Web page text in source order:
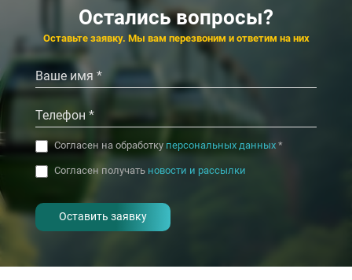
Виктория
4.3
Ессентуки 4.3
4.5 Евпатория
4.8
Остались вопросы?
Оставьте заявку. Мы вам перезвоним и ответим на них
Согласен на обработку персональных данных*
Согласен получать новости и рассылки